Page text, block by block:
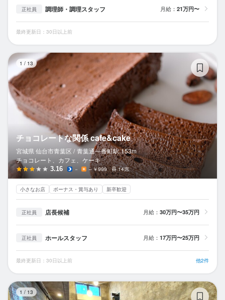
正社員 調理師・調理スタッフ 月給： 21万円〜
最終更新日：30日以上前
1 / 13
チョコレートな関係 cafe&cake
宮城県 仙台市青葉区 / 青葉通一番町駅 153m
チョコレート、カフェ、ケーキ
3.16 － ～￥999 14席
小さなお店 ボーナス・賞与あり 新卒歓迎
正社員 店長候補 月給： 30万円〜35万円
正社員 ホールスタッフ 月給： 17万円〜25万円
最終更新日：30日以上前 他2件
1 / 13